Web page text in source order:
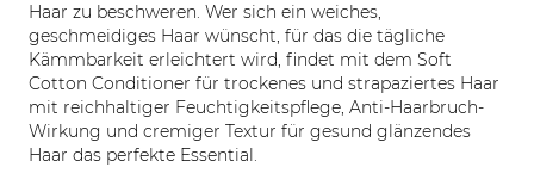
Haar zu beschweren. Wer sich ein weiches,
geschmeidiges Haar wünscht, für das die tägliche
Kämmbarkeit erleichtert wird, findet mit dem Soft
Cotton Conditioner für trockenes und strapaziertes Haar
mit reichhaltiger Feuchtigkeitspflege, Anti-Haarbruch-
Wirkung und cremiger Textur für gesund glänzendes
Haar das perfekte Essential.